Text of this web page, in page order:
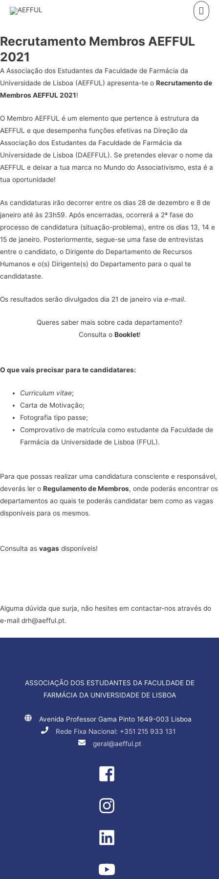
Skip
Recrutamento Membros AEFFUL
2021
A Associação dos Estudantes da Faculdade de Farmácia da
Universidade de Lisboa (AEFFUL) apresenta-te o Recrutamento de
Membros AEFFUL 2021!
O Membro AEFFUL é um elemento que pertence à estrutura da
AEFFUL e que desempenha funções efetivas na Direção da
Associação dos Estudantes da Faculdade de Farmácia da
Universidade de Lisboa (DAEFFUL). Se pretendes elevar o nome da
AEFFUL e deixar a tua marca no Mundo do Associativismo, esta é a
tua oportunidade!
As candidaturas irão decorrer entre os dias 28 de dezembro e 8 de
janeiro até às 23h59. Após encerradas, ocorrerá a 2ª fase do
processo de candidatura (situação-problema), entre os dias 13, 14 e
15 de janeiro. Posteriormente, segue-se uma fase de entrevistas
entre o candidato, o Dirigente do Departamento de Recursos
Humanos e o(s) Dirigente(s) do Departamento para o qual te
candidataste.
Os resultados serão divulgados dia 21 de janeiro via e-mail.
Queres saber mais sobre cada departamento?
Consulta o Booklet!
O que vais precisar para te candidatares:
Curriculum vitae;
Carta de Motivação;
Fotografia tipo passe;
Comprovativo de matrícula como estudante da Faculdade de
Farmácia da Universidade de Lisboa (FFUL).
Para que possas realizar uma candidatura consciente e responsável,
deverás ler o Regulamento de Membros, onde poderás encontrar os
departamentos ao quais te poderás candidatar bem como as vagas
disponíveis para os mesmos.
Consulta as vagas disponíveis!
Alguma dúvida que surja, não hesites em contactar-nos através do
e-mail drh@aefful.pt.
ASSOCIAÇÃO DOS ESTUDANTES DA FACULDADE DE
FARMÁCIA DA UNIVERSIDADE DE LISBOA
Avenida Professor Gama Pinto 1649-003 Lisboa
Rede Fixa Nacional: +351 215 933 131
geral@aefful.pt